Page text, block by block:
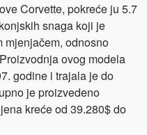
Corvette, pokreće ju 5.7
snaga koji je
mjenjačem, odnosno
ovog modela
godine i trajala je do
je proizvedeno
kreće od 39.280$ do